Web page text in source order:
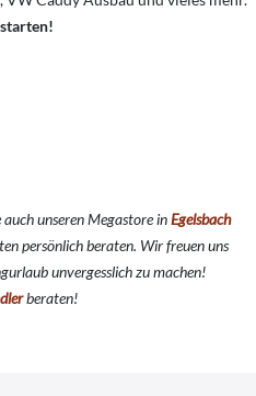
auch unseren Megastore inEgelsbach
persönlich beraten. Wir freuen uns
unvergesslich zu machen!
beraten!